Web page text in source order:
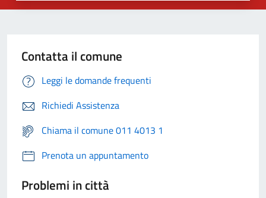
Contatta il comune
Leggi le domande frequenti
Richiedi Assistenza
Chiama il comune 011 4013 1
Prenota un appuntamento
Problemi in città